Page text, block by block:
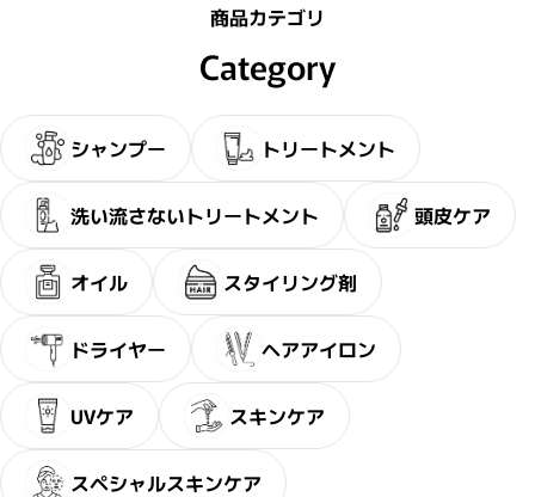
サブリミック正規販売店
・2〜3問の簡単な問診にお答え
ださい。
商品カテゴリ
Category
シャンプー トリートメント
洗い流さないトリートメント 頭皮ケア
オイル スタイリング剤
ドライヤー ヘアアイロン
UVケア スキンケア
スペシャルスキンケア